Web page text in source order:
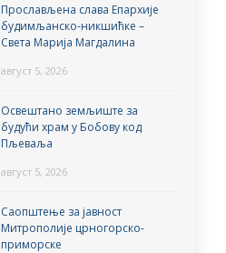
Прослављена слава Епархије
будимљанско-никшићке –
Света Марија Магдалина
август 5, 2026
Освештано земљиште за
будући храм у Бобову код
Пљеваља
август 5, 2026
Саопштење за јавност
Митрополије црногорско-
приморске